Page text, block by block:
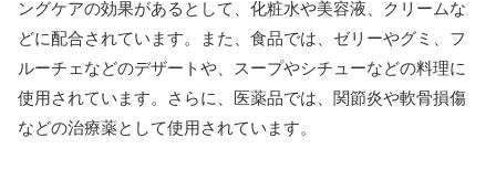
ングケアの効果があるとして、化粧水や美容液、クリームな
どに配合されています。また、食品では、ゼリーやグミ、フ
ルーチェなどのデザートや、スープやシチューなどの料理に
使用されています。さらに、医薬品では、関節炎や軟骨損傷
などの治療薬として使用されています。